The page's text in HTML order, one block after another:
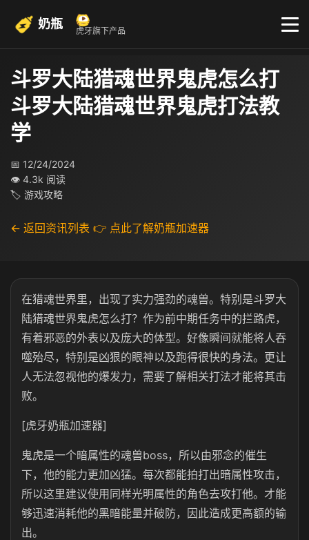
奶瓶 虎牙旗下产品
斗罗大陆猎魂世界鬼虎怎么打
斗罗大陆猎魂世界鬼虎打法教
学
📅 12/24/2024
👁 4.3k 阅读
🏷 游戏攻略
← 返回资讯列表 👉 点此了解奶瓶加速器
在猎魂世界里，出现了实力强劲的魂兽。特别是斗罗大
陆猎魂世界鬼虎怎么打？作为前中期任务中的拦路虎，
有着邪恶的外表以及庞大的体型。好像瞬间就能将人吞
噬殆尽，特别是凶狠的眼神以及跑得很快的身法。更让
人无法忽视他的爆发力，需要了解相关打法才能将其击
败。
[虎牙奶瓶加速器]
鬼虎是一个暗属性的魂兽boss，所以由邪念的催生
下，他的能力更加凶猛。每次都能拍打出暗属性攻击，
所以这里建议使用同样光明属性的角色去攻打他。才能
够迅速消耗他的黑暗能量并破防，因此造成更高额的输
出。